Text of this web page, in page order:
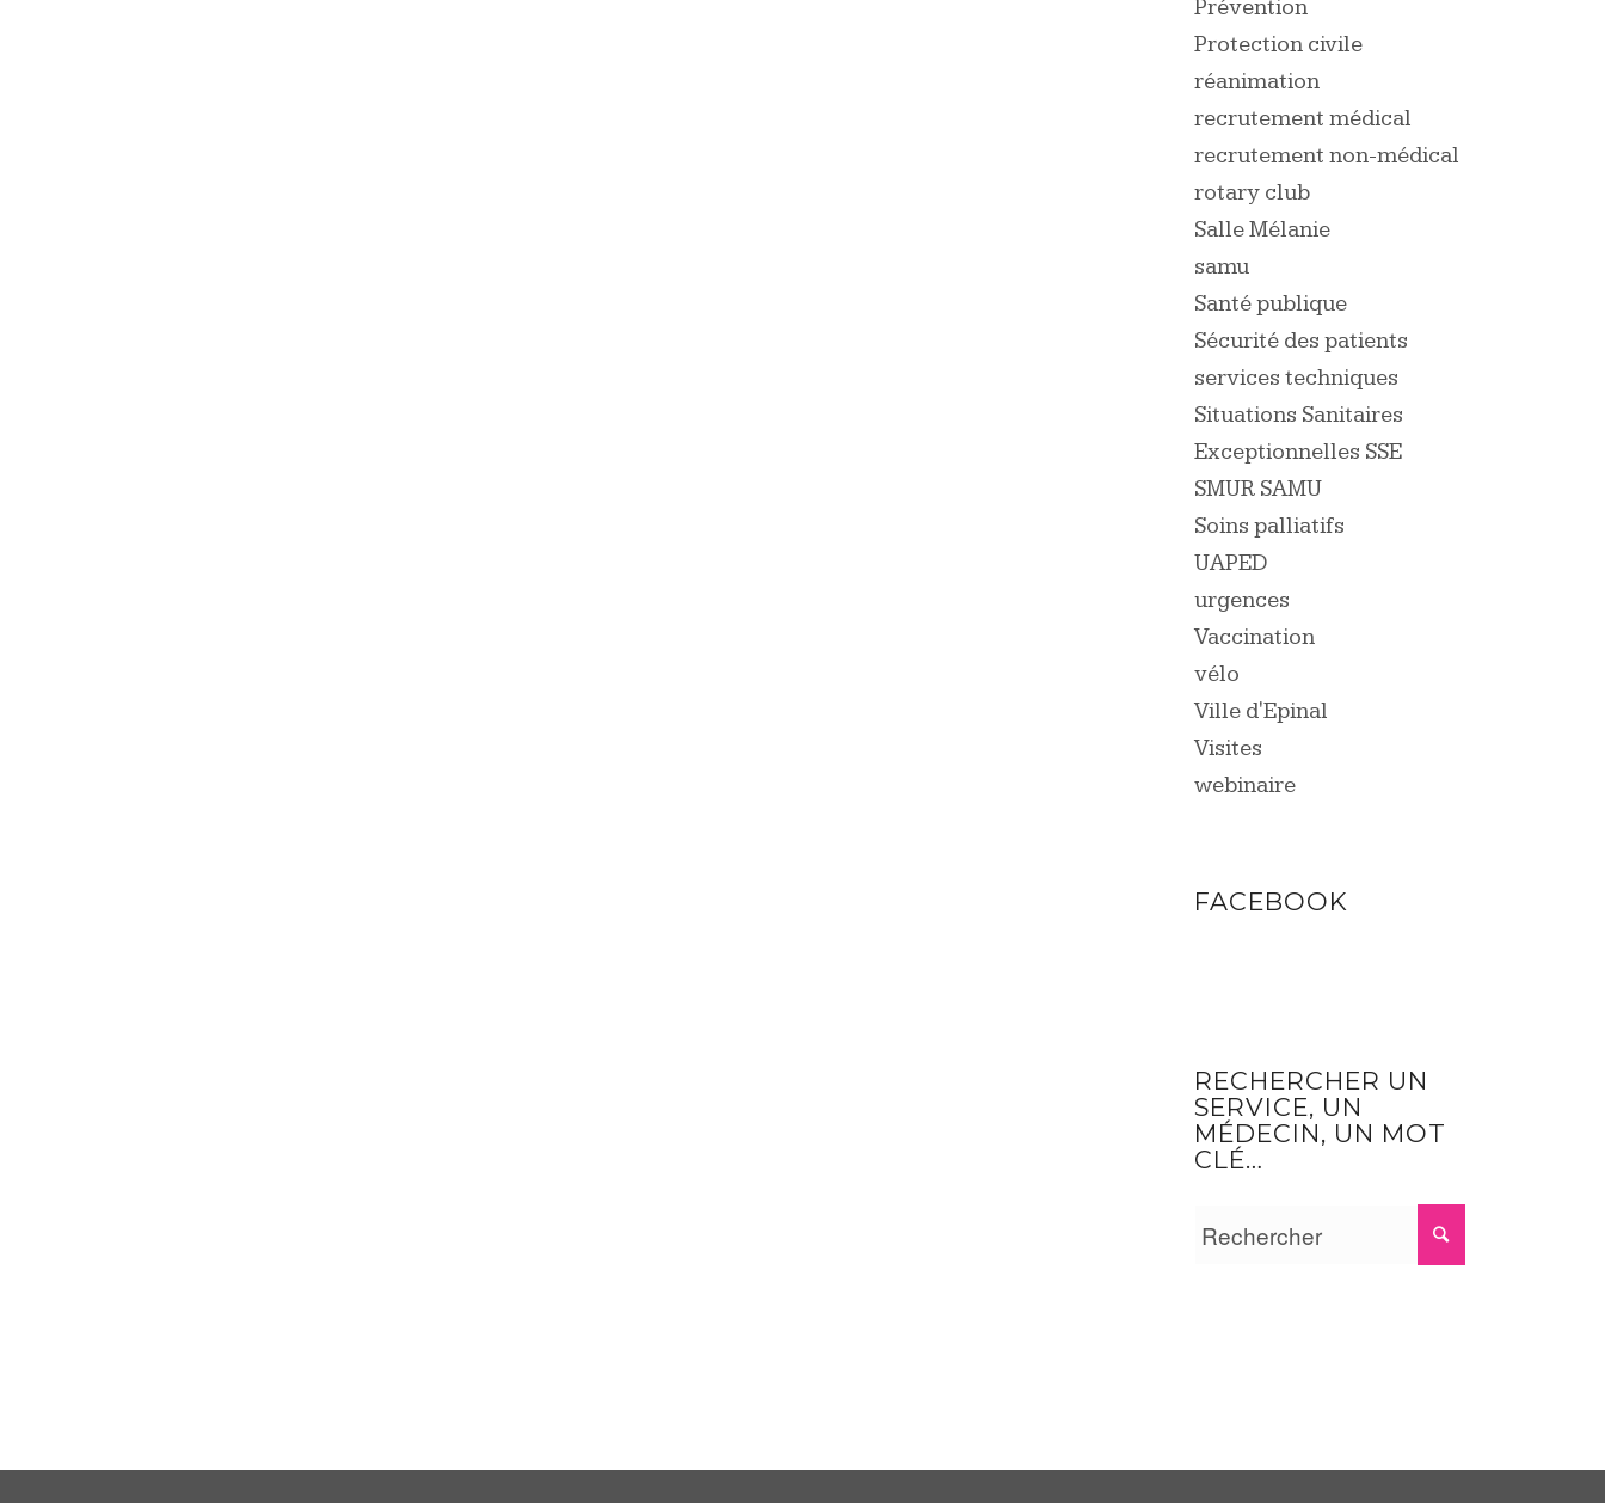
Prévention
Protection civile
réanimation
recrutement médical
recrutement non-médical
rotary club
Salle Mélanie
samu
Santé publique
Sécurité des patients
services techniques
Situations Sanitaires
Exceptionnelles SSE
SMUR SAMU
Soins palliatifs
UAPED
urgences
Vaccination
vélo
Ville d'Epinal
Visites
webinaire
FACEBOOK
RECHERCHER UN
SERVICE, UN
MÉDECIN, UN MOT
CLÉ…